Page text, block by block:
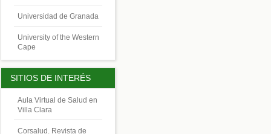
Universidad de Granada
University of the Western
Cape
SITIOS DE INTERÉS
Aula Virtual de Salud en
Villa Clara
Corsalud. Revista de